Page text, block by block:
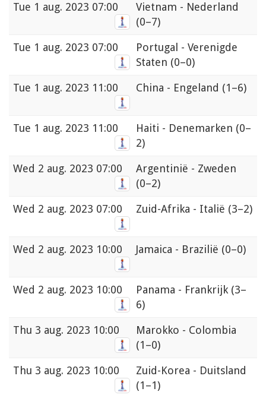
Tue 1 aug. 2023 07:00
Vietnam - Nederland
(0–7)
Tue 1 aug. 2023 07:00
Portugal - Verenigde
Staten (0–0)
Tue 1 aug. 2023 11:00 China - Engeland (1–6)
Tue 1 aug. 2023 11:00 Haiti - Denemarken (0–
2)
Wed 2 aug. 2023 07:00
Argentinië - Zweden
(0–2)
Wed 2 aug. 2023 07:00 Zuid-Afrika - Italië (3–2)
Wed 2 aug. 2023 10:00 Jamaica - Brazilië (0–0)
Wed 2 aug. 2023 10:00 Panama - Frankrijk (3–
6)
Thu 3 aug. 2023 10:00
Marokko - Colombia
(1–0)
Thu 3 aug. 2023 10:00
Zuid-Korea - Duitsland
(1–1)